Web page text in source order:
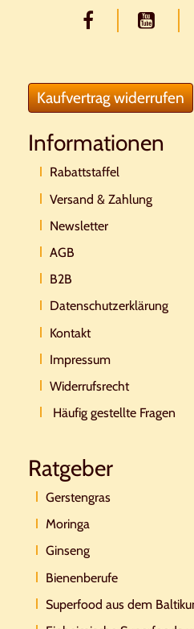
Kaufvertrag widerrufen
Informationen
Rabattstaffel
Versand & Zahlung
Newsletter
AGB
B2B
Datenschutzerklärung
Kontakt
Impressum
Widerrufsrecht
Häufig gestellte Fragen
Ratgeber
Gerstengras
Moringa
Ginseng
Bienenberufe
Superfood aus dem